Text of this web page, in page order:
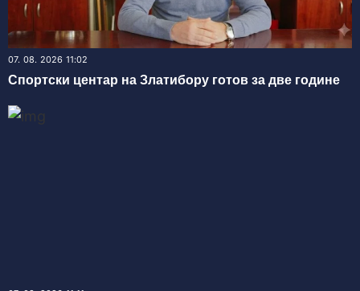
07. 08. 2026 11:02
Спортски центар на Златибору готов за две године